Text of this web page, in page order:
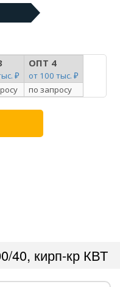
₽
ОПТ 4
от 100 тыс. ₽
по запросу
40, кирп-кр КВТ